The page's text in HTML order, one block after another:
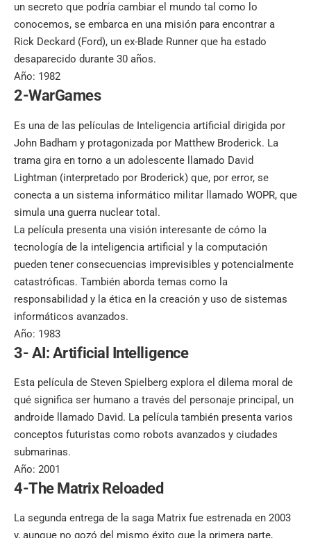
un secreto que podría cambiar el mundo tal como lo
conocemos, se embarca en una misión para encontrar a
Rick Deckard (Ford), un ex-Blade Runner que ha estado
desaparecido durante 30 años.
Año: 1982
2-WarGames
Es una de las películas de Inteligencia artificial dirigida por
John Badham y protagonizada por Matthew Broderick. La
trama gira en torno a un adolescente llamado David
Lightman (interpretado por Broderick) que, por error, se
conecta a un sistema informático militar llamado WOPR, que
simula una guerra nuclear total.
La película presenta una visión interesante de cómo la
tecnología de la inteligencia artificial y la computación
pueden tener consecuencias imprevisibles y potencialmente
catastróficas. También aborda temas como la
responsabilidad y la ética en la creación y uso de sistemas
informáticos avanzados.
Año: 1983
3- AI: Artificial Intelligence
Esta película de Steven Spielberg explora el dilema moral de
qué significa ser humano a través del personaje principal, un
androide llamado David. La película también presenta varios
conceptos futuristas como robots avanzados y ciudades
submarinas.
Año: 2001
4-The Matrix Reloaded
La segunda entrega de la saga Matrix fue estrenada en 2003
y, aunque no gozó del mismo éxito que la primera parte,